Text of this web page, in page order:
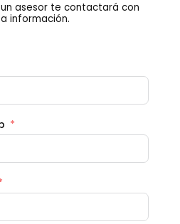
asesor te contactará con
información.